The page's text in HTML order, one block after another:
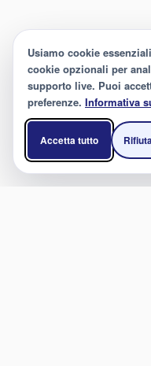
Usiamo cookie
cookie opzionali per
supporto live. Puoi
preferenze. Informativa
Accetta tutto